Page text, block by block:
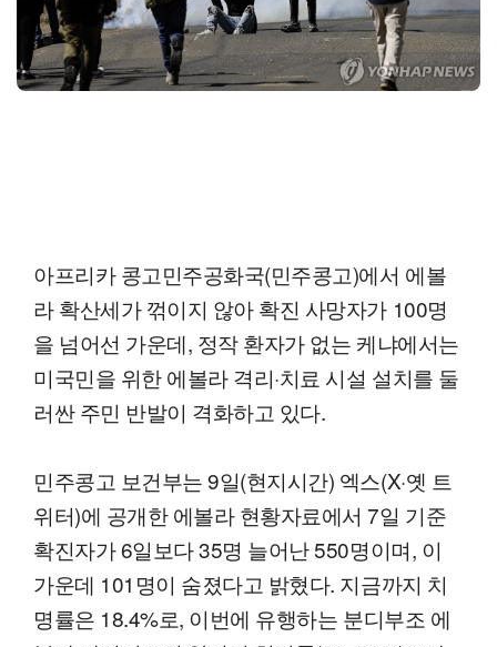
아프리카 콩고민주공화국(민주콩고)에서 에볼
라 확산세가 꺾이지 않아 확진 사망자가 100명
을 넘어선 가운데, 정작 환자가 없는 케냐에서는
미국민을 위한 에볼라 격리·치료 시설 설치를 둘
러싼 주민 반발이 격화하고 있다.
민주콩고 보건부는 9일(현지시간) 엑스(X·옛 트
위터)에 공개한 에볼라 현황자료에서 7일 기준
확진자가 6일보다 35명 늘어난 550명이며, 이
가운데 101명이 숨졌다고 밝혔다. 지금까지 치
명률은 18.4%로, 이번에 유행하는 분디부조 에